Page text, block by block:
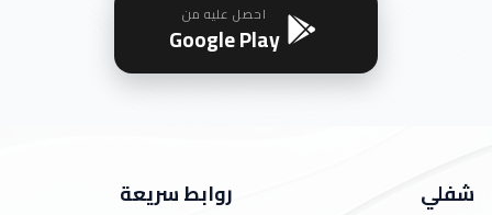
احصل عليه من
Google Play
شفلي روابط سريعة